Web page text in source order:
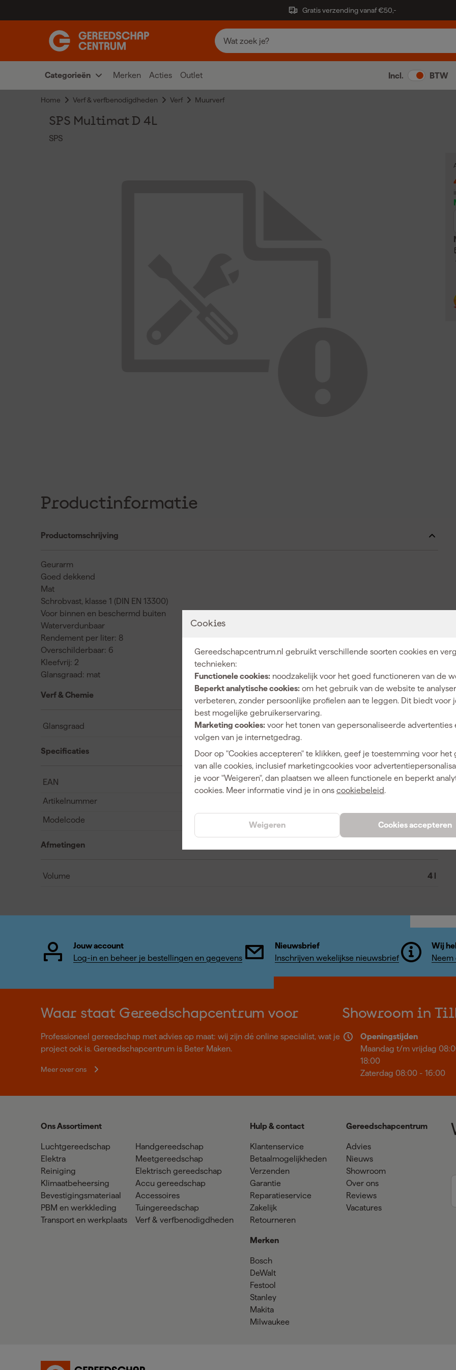
Gratis verzending vanaf €50,-
Categorieën Merken Acties Outlet Incl. BTW
Home Verf & verfbenodigdheden Verf Muurverf
Cookies
Gereedschapcentrum.nl gebruikt verschillende soorten cookies en
technieken:
Functionele cookies: noodzakelijk voor het goed functioneren van de
Beperkt analytische cookies: om het gebruik van de website te
verbeteren, zonder persoonlijke profielen aan te leggen. Dit biedt voor
best mogelijke gebruikerservaring.
Marketing cookies: voor het tonen van gepersonaliseerde advertenties
volgen van je internetgedrag.
Door op "Cookies accepteren" te klikken, geef je toestemming voor het
van alle cookies, inclusief marketingcookies voor
je voor "Weigeren", dan plaatsen we alleen functionele en beperkt
cookies. Meer informatie vind je in ons cookiebeleid.
Cookies accepteren
Weigeren
SPS Multimat D 4L
SPS
Productinformatie
Productomschrijving
Geurarm
Goed dekkend
Mat
Schrobvast, klasse 1 (DIN EN 13300)
Voor binnen en beschermd buiten
Waterverdunbaar
Rendement per liter: 8
Overschilderbaar: 6
Kleefvrij: 2
Glansgraad: mat
Verf & Chemie
Glansgraad Extra mat
Specificaties
EAN 8711429282459
Artikelnummer
Modelcode
Afmetingen
Volume 4 l
Jouw account
Log-in en beheer je bestellingen en gegevens
Nieuwsbrief
Inschrijven wekelijkse nieuwsbrief
Wij
Waar staat Gereedschapcentrum voor
Professioneel gereedschap met advies op maat: wij zijn dé online specialist, wat je
project ook is. Gereedschapcentrum is Beter Maken.
Meer over ons
Showroom in
Openingstijden
Maandag t/m vrijdag
18:00
Zaterdag 08:00 - 16:00
Ons Assortiment
Luchtgereedschap
Elektra
Reiniging
Klimaatbeheersing
Bevestigingsmateriaal
PBM en werkkleding
Transport en werkplaats
Handgereedschap
Meetgereedschap
Elektrisch gereedschap
Accu gereedschap
Accessoires
Tuingereedschap
Verf & verfbenodigdheden
Hulp & contact
Klantenservice
Betaalmogelijkheden
Verzenden
Garantie
Reparatieservice
Zakelijk
Retourneren
Merken
Bosch
DeWalt
Festool
Stanley
Makita
Milwaukee
Gereedschapcentrum
Advies
Nieuws
Showroom
Over ons
Reviews
Vacatures